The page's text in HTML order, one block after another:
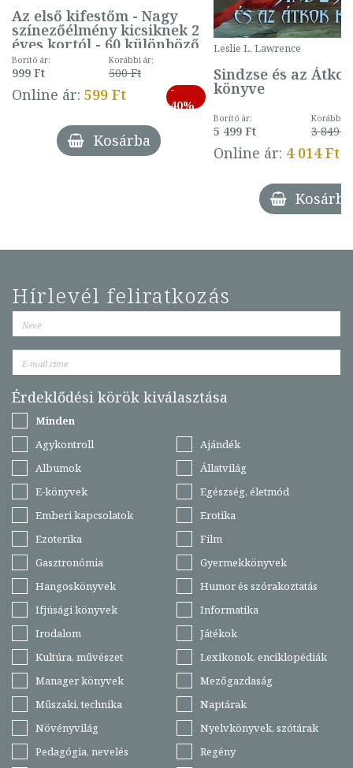
Az első kifestőm - Nagy
színezőélmény kicsiknek 2
éves kortól - 60 különböző
mintával (gombás)
Borító ár:
999 Ft
Korábbi ár:
500 Ft
Online ár: 599 Ft
-
40%
Kosárba
Leslie L. Lawrence
Sindzse és az Átkok
könyve
Borító ár:
5 499 Ft
Korábbi
3 849 Ft
Online ár: 4 014 Ft
Kosárba
Hírlevél feliratkozás
Érdeklődési körök kiválasztása
Minden
Agykontroll
Ajándék
Albumok
Állatvilág
E-könyvek
Egészség, életmód
Emberi kapcsolatok
Erotika
Ezoterika
Film
Gasztronómia
Gyermekkönyvek
Hangoskönyvek
Humor és szórakoztatás
Ifjúsági könyvek
Informatika
Irodalom
Játékok
Kultúra, művészet
Lexikonok, enciklopédiák
Manager könyvek
Mezőgazdaság
Műszaki, technika
Naptárak
Növényvilág
Nyelvkönyvek, szótárak
Pedagógia, nevelés
Regény